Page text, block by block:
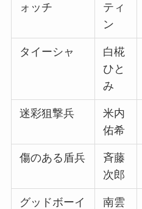
ォッチ
ティ
ン
タイーシャ
白椛
ひと
み
迷彩狙撃兵
米内
佑希
傷のある盾兵
斉藤
次郎
グッドボーイ
南雲